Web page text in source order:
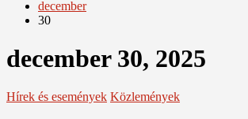
december
30
december 30, 2025
Hírek és események Közlemények